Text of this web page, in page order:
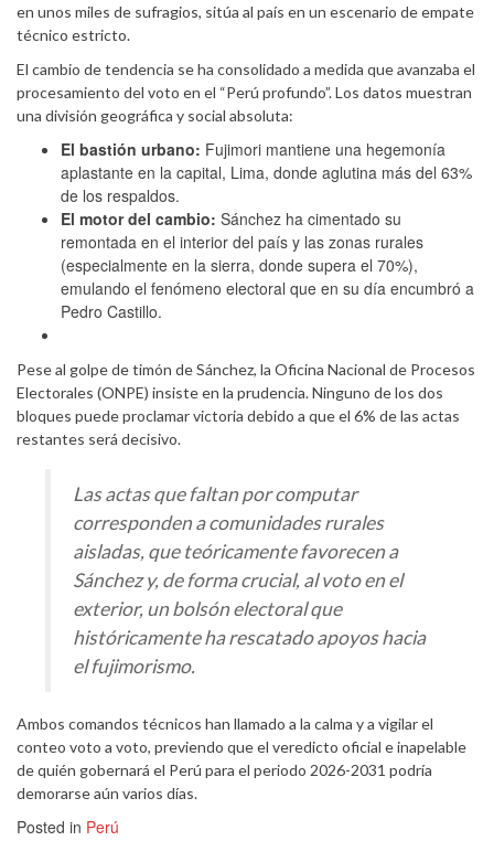
en unos miles de sufragios, sitúa al país en un escenario de empate
técnico estricto.
El cambio de tendencia se ha consolidado a medida que avanzaba el
procesamiento del voto en el “Perú profundo”. Los datos muestran
una división geográfica y social absoluta:
El bastión urbano: Fujimori mantiene una hegemonía
aplastante en la capital, Lima, donde aglutina más del 63%
de los respaldos.
El motor del cambio: Sánchez ha cimentado su
remontada en el interior del país y las zonas rurales
(especialmente en la sierra, donde supera el 70%),
emulando el fenómeno electoral que en su día encumbró a
Pedro Castillo.
Pese al golpe de timón de Sánchez, la Oficina Nacional de Procesos
Electorales (ONPE) insiste en la prudencia. Ninguno de los dos
bloques puede proclamar victoria debido a que el 6% de las actas
restantes será decisivo.
Las actas que faltan por computar
corresponden a comunidades rurales
aisladas, que teóricamente favorecen a
Sánchez y, de forma crucial, al voto en el
exterior, un bolsón electoral que
históricamente ha rescatado apoyos hacia
el fujimorismo.
Ambos comandos técnicos han llamado a la calma y a vigilar el
conteo voto a voto, previendo que el veredicto oficial e inapelable
de quién gobernará el Perú para el periodo 2026-2031 podría
demorarse aún varios días.
Posted in Perú